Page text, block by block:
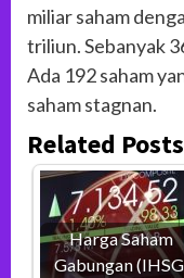
miliar saham
triliun. Sebanyak
Ada 192 saham
saham stagnan.
Related
Harga Saham
Gabungan